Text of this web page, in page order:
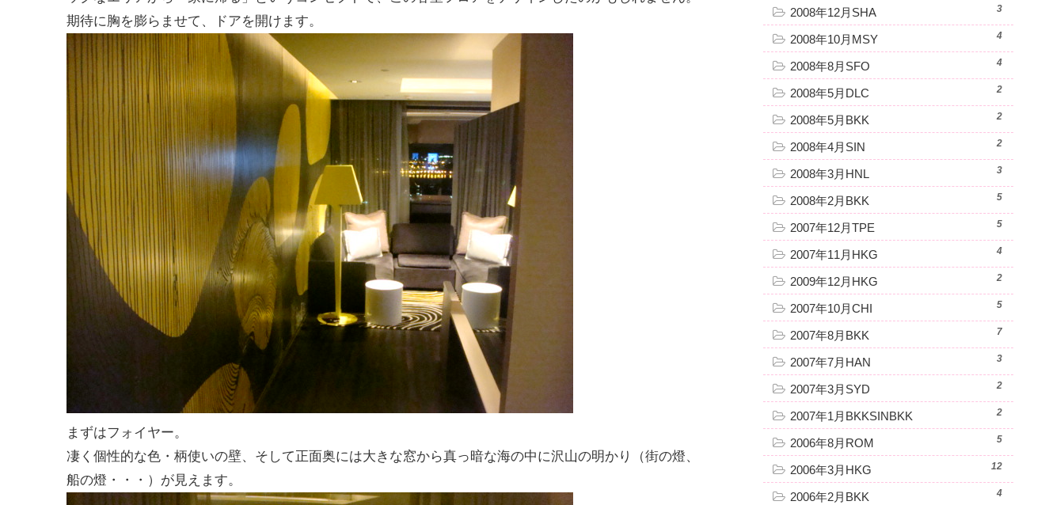
期待に胸を膨らませて、ドアを開けます。
まずはフォイヤー。
凄く個性的な色・柄使いの壁、そして正面奥には大きな窓から真っ暗な海の中に沢山の明かり（街の燈、
船の燈・・・）が見えます。
2008年12月SHA 3
2008年10月MSY 4
2008年8月SFO 4
2008年5月DLC 2
2008年5月BKK 2
2008年4月SIN 2
2008年3月HNL 3
2008年2月BKK 5
2007年12月TPE 5
2007年11月HKG 4
2009年12月HKG 2
2007年10月CHI 5
2007年8月BKK 7
2007年7月HAN 3
2007年3月SYD 2
2007年1月BKKSINBKK 2
2006年8月ROM 5
2006年3月HKG 12
2006年2月BKK 4